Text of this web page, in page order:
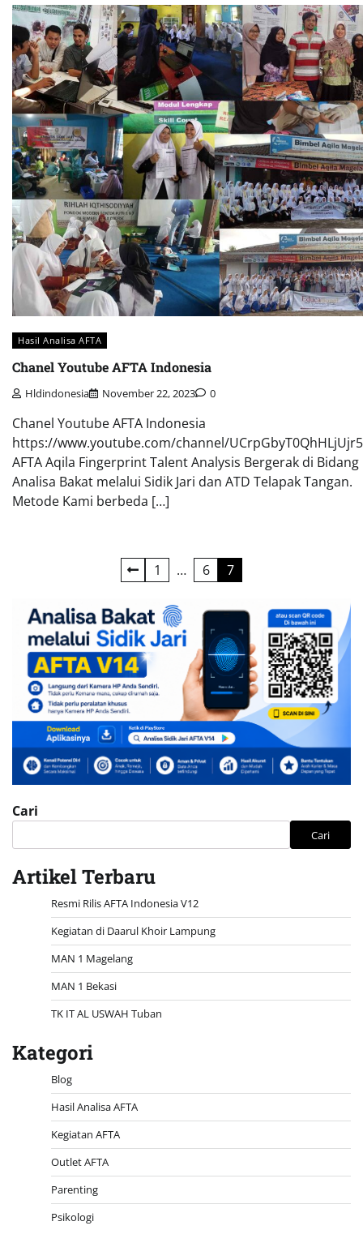
Hasil Analisa AFTA
Chanel Youtube AFTA Indonesia
Hldindonesia November 22, 2023 0
Chanel Youtube AFTA Indonesia
https://www.youtube.com/channel/
AFTA Aqila Fingerprint Talent Analysis Bergerak di Bidang
Analisa Bakat melalui Sidik Jari dan ATD Telapak Tangan.
Metode Kami berbeda […]
1 … 6 7
Cari
Cari
Artikel Terbaru
Resmi Rilis AFTA Indonesia V12
Kegiatan di Daarul Khoir Lampung
MAN 1 Magelang
MAN 1 Bekasi
TK IT AL USWAH Tuban
Kategori
Blog
Hasil Analisa AFTA
Kegiatan AFTA
Outlet AFTA
Parenting
Psikologi